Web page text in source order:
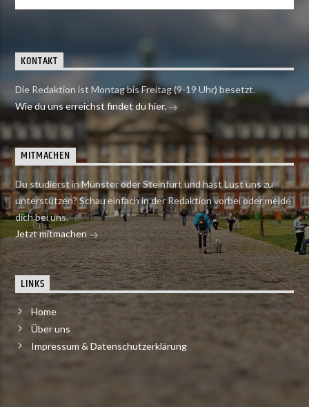
KONTAKT
Die Redaktion ist Montag bis Freitag (9-19 Uhr) besetzt.
Wie du uns erreichst findet du hier.
MITMACHEN
Du studierst in Münster oder Steinfurt und hast Lust uns zu
unterstützen? Schau einfach in der Redaktion vorbei oder melde
dich bei uns.
Jetzt mitmachen
LINKS
Home
Über uns
Impressum & Datenschutzerklärung